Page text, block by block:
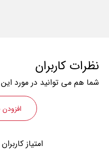
نظرات کاربران
شما هم می توانید در مورد
امتیاز